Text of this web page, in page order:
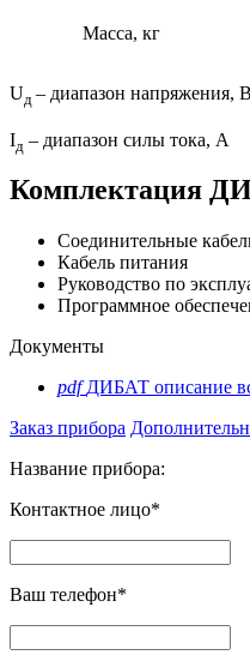
Масса, кг
Uд – диапазон напряжения, В
Iд – диапазон силы тока, А
Комплектация
Соединительные
Кабель питания
Руководство по
Программное
Документы
pdf ДИБАТ описание
Заказ прибора
Название прибора:
Контактное лицо*
Ваш телефон*